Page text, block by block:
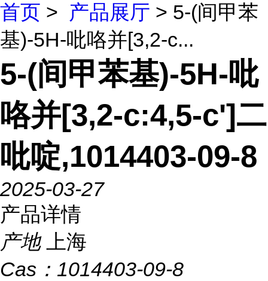
首页 > 产品展厅 > 5-(间甲苯
基)-5H-吡咯并[3,2-c...
5-(间甲苯基)-5H-吡
咯并[3,2-c:4,5-c']二
吡啶,1014403-09-8
2025-03-27
产品详情
产地
上海
Cas： 1014403-09-8